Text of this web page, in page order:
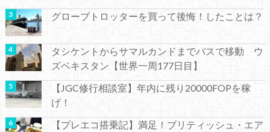
グローブトロッターを買って後悔！したことは？
タシケントからサマルカンドまでバスで移動 ウ
ズベキスタン【世界一周177日目】
【JGC修行相談室】年内に残り20000FOPを稼
げ！
【プレエコ搭乗記】満足！ブリティッシュ・エア